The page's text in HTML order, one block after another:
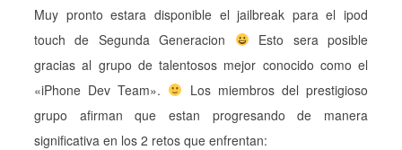
Muy pronto estara disponible el jailbreak para el ipod
touch de Segunda Generacion
Esto sera posible
gracias al grupo de talentosos mejor conocido como el
«iPhone Dev Team».
Los miembros del prestigioso
grupo afirman que estan progresando de manera
significativa en los 2 retos que enfrentan: